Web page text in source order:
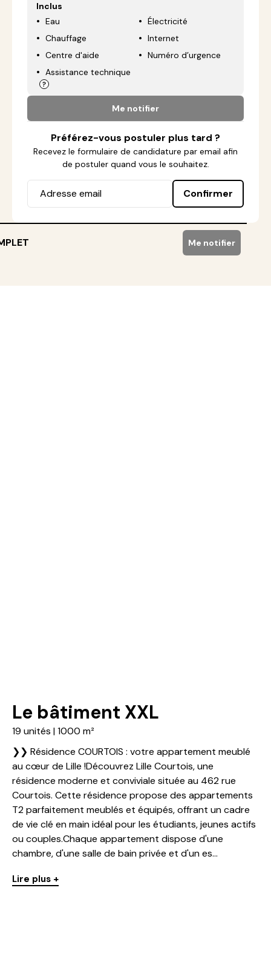
Inclus
Eau
Électricité
Chauffage
Internet
Centre d'aide
Numéro d’urgence
Assistance technique
Me notifier
Préférez-vous postuler plus tard ?
Recevez le formulaire de candidature par email afin
de postuler quand vous le souhaitez.
Confirmer
Me notifier
Le bâtiment XXL
19 unités | 1000 m²
❯❯ Résidence COURTOIS : votre appartement meublé
au cœur de Lille !Découvrez Lille Courtois, une
résidence moderne et conviviale située au 462 rue
Courtois. Cette résidence propose des appartements
T2 parfaitement meublés et équipés, offrant un cadre
de vie clé en main idéal pour les étudiants, jeunes actifs
ou couples.Chaque appartement dispose d'une
chambre, d'une salle de bain privée et d'un es...
Lire plus +